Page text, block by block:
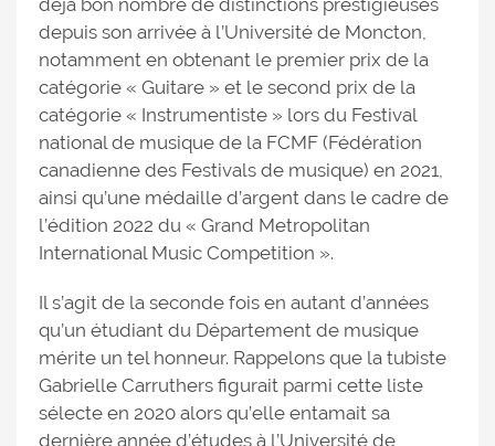
déjà bon nombre de distinctions prestigieuses
depuis son arrivée à l’Université de Moncton,
notamment en obtenant le premier prix de la
catégorie « Guitare » et le second prix de la
catégorie « Instrumentiste » lors du Festival
national de musique de la FCMF (Fédération
canadienne des Festivals de musique) en 2021,
ainsi qu’une médaille d’argent dans le cadre de
l’édition 2022 du « Grand Metropolitan
International Music Competition ».
Il s’agit de la seconde fois en autant d’années
qu’un étudiant du Département de musique
mérite un tel honneur. Rappelons que la tubiste
Gabrielle Carruthers figurait parmi cette liste
sélecte en 2020 alors qu’elle entamait sa
dernière année d’études à l’Université de